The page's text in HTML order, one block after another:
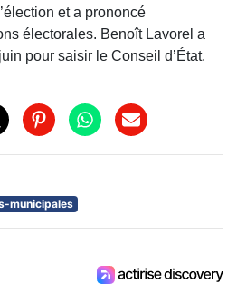
et a prononcé
électorales. Benoît Lavorel a
pour saisir le Conseil d’État.
municipales